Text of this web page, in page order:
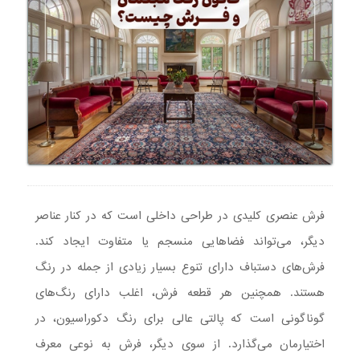
فرش عنصری کلیدی در طراحی داخلی است که در کنار عناصر
دیگر، می‌تواند فضاهایی منسجم یا متفاوت ایجاد کند.
فرش‌های دستباف دارای تنوع بسیار زیادی از جمله در رنگ
هستند. همچنین هر قطعه فرش، اغلب دارای رنگ‌های
گوناگونی است که پالتی عالی برای رنگ دکوراسیون‌، در
اختیارمان می‌گذارد. از سوی دیگر، فرش به نوعی معرف